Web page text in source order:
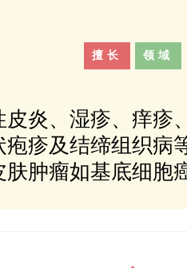
擅长 领域
、湿疹、痒疹
疹及结缔组织病
肤肿瘤如基底细胞